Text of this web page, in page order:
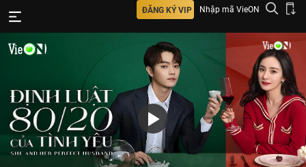
ĐĂNG KÝ VIP Nhập mã VieON